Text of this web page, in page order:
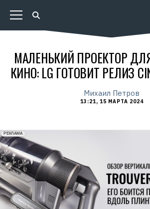
МАЛЕНЬКИЙ ПРОЕКТОР
КИНО: LG ГОТОВИТ РЕЛИЗ
Михаил Петров
13:21, 15 МАРТА 2024
erid: 2VfnxxmNzs5
РЕКЛАМА